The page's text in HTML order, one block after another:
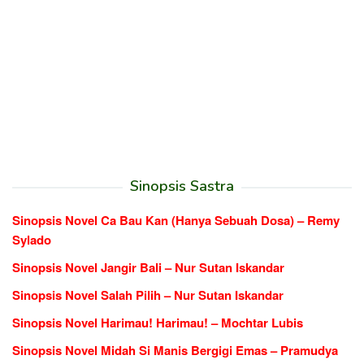
Sinopsis Sastra
Sinopsis Novel Ca Bau Kan (Hanya Sebuah Dosa) – Remy
Sylado
Sinopsis Novel Jangir Bali – Nur Sutan Iskandar
Sinopsis Novel Salah Pilih – Nur Sutan Iskandar
Sinopsis Novel Harimau! Harimau! – Mochtar Lubis
Sinopsis Novel Midah Si Manis Bergigi Emas – Pramudya